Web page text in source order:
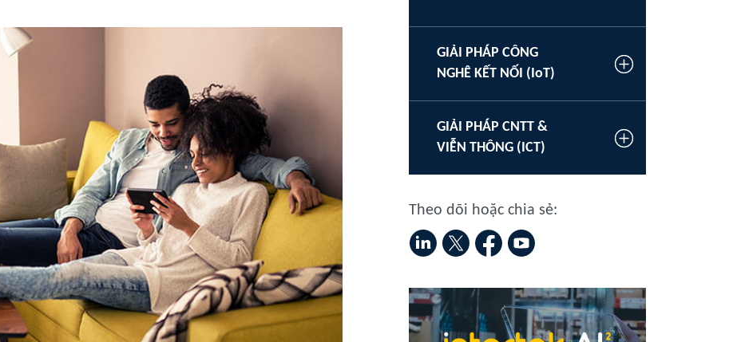
GIẢI PHÁP CÔNG
NGHÊ KẾT NỐI (IoT)
GIẢI PHÁP CNTT &
VIỄN THÔNG (ICT)
Theo dõi hoặc chia sẻ: